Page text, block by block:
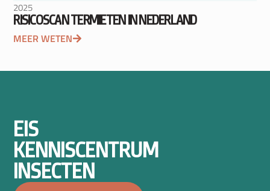
2025
RISICOSCAN TERMIETEN IN NEDERLAND
MEER WETEN
EIS
KENNISCENTRUM
INSECTEN